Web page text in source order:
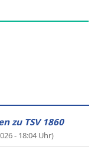
zu TSV 1860
- 18:04 Uhr)